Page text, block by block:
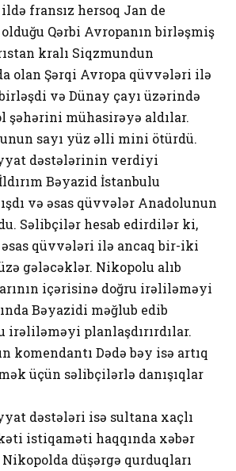
fransız hersoq Jan de
Qərbi Avropanın birləşmiş
kralı Siqzmundun
olan Şərqi Avropa qüvvələri ilə
və Dünay çayı üzərində
şəhərini mühasirəyə aldılar.
sayı yüz əlli mini ötürdü.
dəstələrinin verdiyi
Bəyazid İstanbulu
və əsas qüvvələr Anadolunun
Səlibçilər hesab edirdilər ki,
qüvvələri ilə ancaq bir-iki
gələcəklər. Nikopolu alıb
içərisinə doğru irəliləməyi
Bəyazidi məğlub edib
irəliləməyi planlaşdırırdılar.
komendantı Dədə bəy isə artıq
üçün səlibçilərlə danışıqlar
dəstələri isə sultana xaçlı
istiqaməti haqqında xəbər
düşərgə qurduqları